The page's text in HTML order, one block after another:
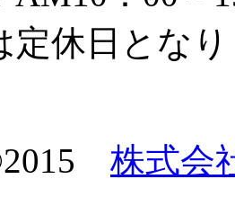
休日とな
株式会